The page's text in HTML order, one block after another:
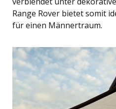
Range Rover bietet somit
für einen Männertraum.